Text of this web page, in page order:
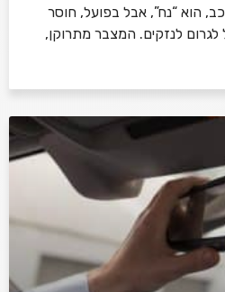
הוא “נח”, אבל בפועל, חוסר
לגרום לנזקים. המצבר מתרוקן,